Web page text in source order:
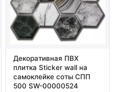
Декоративная ПВХ
плитка Sticker wall на
самоклейке соты СПП
500 SW-00000524